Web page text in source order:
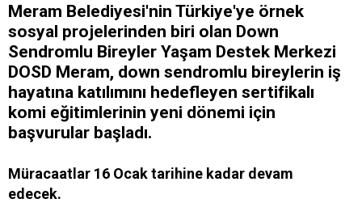
Meram Belediyesi'nin Türkiye'ye örnek
sosyal projelerinden biri olan Down
Sendromlu Bireyler Yaşam Destek Merkezi
DOSD Meram, down sendromlu bireylerin iş
hayatına katılımını hedefleyen sertifikalı
komi eğitimlerinin yeni dönemi için
başvurular başladı.
Müracaatlar 16 Ocak tarihine kadar devam
edecek.